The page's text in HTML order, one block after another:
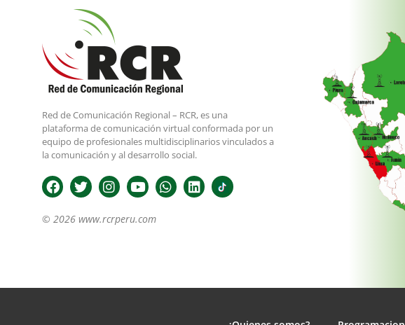
Red de Comunicación Regional – RCR, es una
plataforma de comunicación virtual conformada por un
equipo de profesionales multidisciplinarios vinculados a
la comunicación y al desarrollo social.
© 2026 www.rcrperu.com